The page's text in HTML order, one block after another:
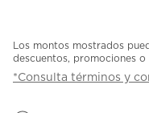
Los montos mostrados
descuentos, promociones o
*Consulta términos y